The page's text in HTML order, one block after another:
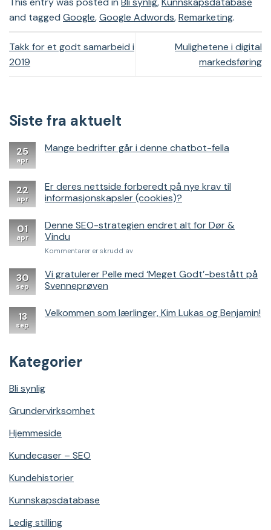
and tagged Google,Google Adwords,Remarketing.
Takk for et godt samarbeid i
2019
Mulighetene i digital
markedsføring
Siste fra aktuelt
25
apr
Mange bedrifter går i denne chatbot-fella
22
apr
Er deres nettside forberedt på nye krav til
informasjonskapsler (cookies)?
01
apr
Denne SEO-strategien endret alt for Dør &
Vindu
Kommentarer er skrudd avfor
SEO-
strategien
for
30
sep
Vi gratulerer Pelle med ‘Meget Godt’-bestått på
Svenneprøven
13
sep
Velkommen som lærlinger, Kim Lukas og Benjamin!
Kategorier
Bli synlig
Grundervirksomhet
Hjemmeside
Kundecaser – SEO
Kundehistorier
Kunnskapsdatabase
Ledig stilling